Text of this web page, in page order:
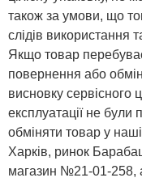
також за умови, що
слідів використання
Якщо товар
повернення або
висновку сервісного
експлуатації не
обміняти товар у
Харків, ринок
магазин №21-01-258,